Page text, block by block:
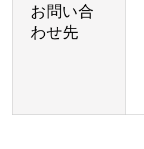
お問い合
わせ先